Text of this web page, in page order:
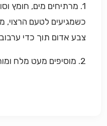
1. מרתיחים מים, חומץ
כשמגיעים לטעם הרצוי,
צבע אדום תוך כדי
2. מוסיפים מעט מלח ומורידים מהאש.